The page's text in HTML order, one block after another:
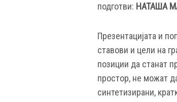
подготви: НАТАША
Презентацијата и
ставови и цели на
позиции да станат
простор, не можат
синтетизирани,